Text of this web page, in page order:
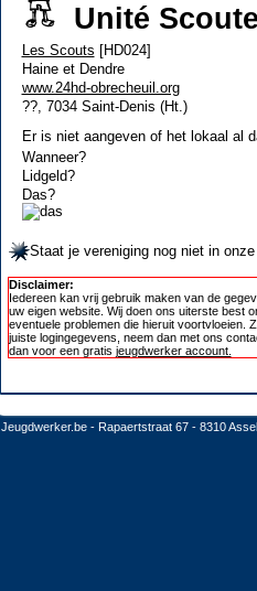
Unité
Les Scouts [HD024]
Haine et Dendre
www.24hd-obrecheuil.org
??, 7034 Saint-Denis (Ht.)
Er is niet aangeven of het lokaal al
Wanneer?
Lidgeld?
Das?
Staat je vereniging nog niet in
Disclaimer:
Iedereen kan vrij gebruik maken van de
uw eigen website. Wij doen ons uiterste best
eventuele problemen die hieruit voortvloeien.
juiste logingegevens, neem dan met ons
dan voor een gratis jeugdwerker account.
Jeugdwerker.be - Rapaertstraat 67 - 8310